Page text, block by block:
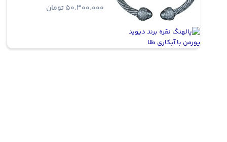
50.300.000 تومان